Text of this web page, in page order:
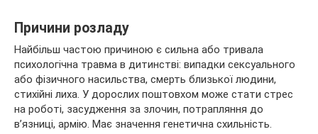
Причини розладу
Найбільш частою причиною є сильна або тривала
психологічна травма в дитинстві: випадки сексуального
або фізичного насильства, смерть близької людини,
стихійні лиха. У дорослих поштовхом може стати стрес
на роботі, засудження за злочин, потрапляння до
в’язниці, армію. Має значення генетична схильність.